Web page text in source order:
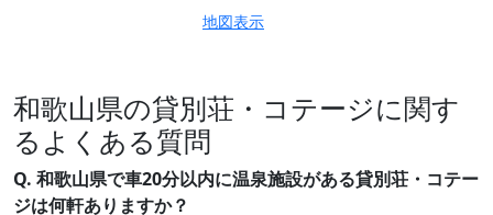
地図表示
和歌山県の貸別荘・コテージに関す
るよくある質問
Q. 和歌山県で車20分以内に温泉施設がある貸別荘・コテー
ジは何軒ありますか？